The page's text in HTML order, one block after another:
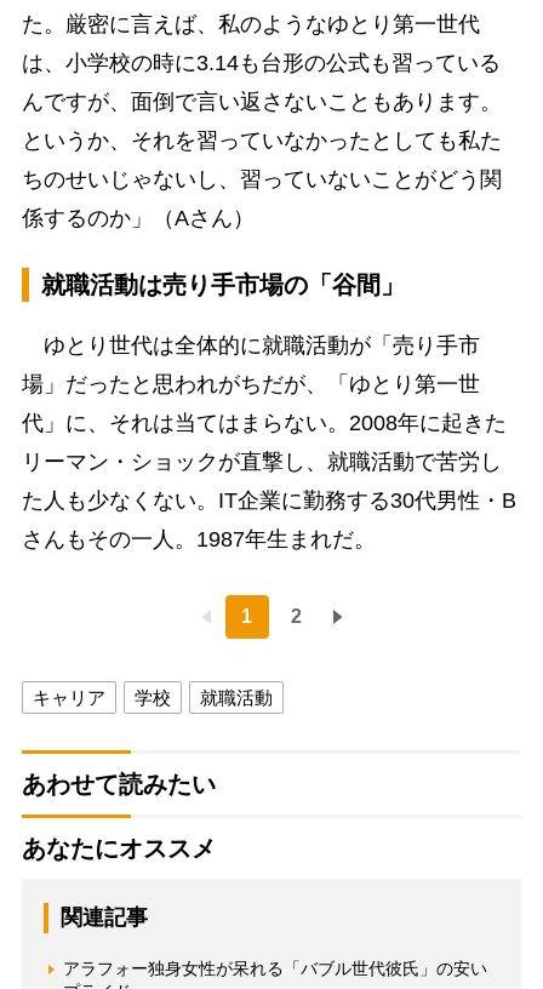
た。厳密に言えば、私のようなゆとり第一世代
は、小学校の時に3.14も台形の公式も習っている
んですが、面倒で言い返さないこともあります。
というか、それを習っていなかったとしても私た
ちのせいじゃないし、習っていないことがどう関
係するのか」（Aさん）
就職活動は売り手市場の「谷間」
ゆとり世代は全体的に就職活動が「売り手市
場」だったと思われがちだが、「ゆとり第一世
代」に、それは当てはまらない。2008年に起きた
リーマン・ショックが直撃し、就職活動で苦労し
た人も少なくない。IT企業に勤務する30代男性・B
さんもその一人。1987年生まれだ。
1 2
キャリア 学校 就職活動
あわせて読みたい
あなたにオススメ
関連記事
アラフォー独身女性が呆れる「バブル世代彼氏」の安い